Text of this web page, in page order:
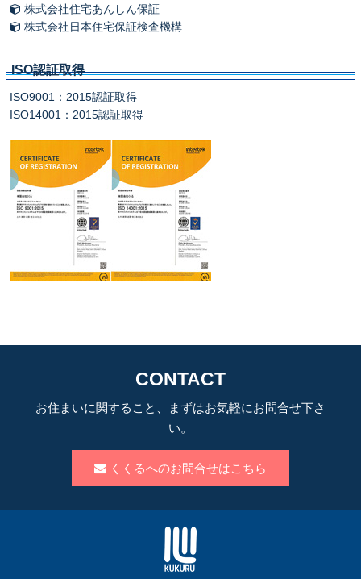
株式会社住宅あんしん保証
株式会社日本住宅保証検査機構
ISO認証取得
ISO9001：2015認証取得
ISO14001：2015認証取得
CONTACT
お住まいに関すること、まずはお気軽にお問合せ下さ
い。
くくるへのお問合せはこちら